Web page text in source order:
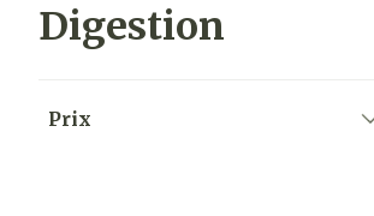
Digestion
Prix